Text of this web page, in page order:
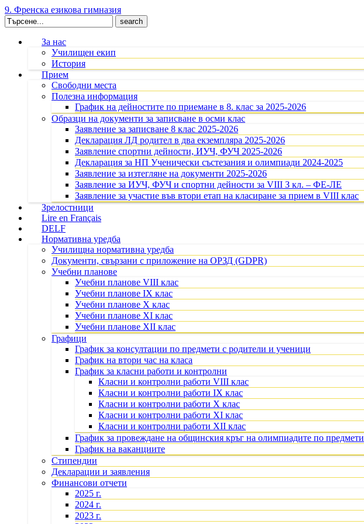
9. Френска езикова гимназия
Search
for:
За нас
Училищен екип
История
Прием
Свободни места
Полезна информация
График на дейностите по приемане в 8. клас за 2025-2026
Образци на документи за записване в осми клас
Заявление за записване 8 клас 2025-2026
Декларация ЛД родител в два екземпляра 2025-2026
Заявление спортни дейности, ИУЧ, ФУЧ 2025-2026
Декларация за НП Ученически състезания и олимпиади 2024-2025
Заявление за изтегляне на документи 2025-2026
Заявление за ИУЧ, ФУЧ и спортни дейности за VIII З кл. – ФЕ-ЛЕ
Заявление за участие във втори етап на класиране за прием в VIII клас
Зрелостници
Lire en Français
DELF
Нормативна уредба
Училищна нормативна уредба
Документи, свързани с приложение на ОРЗД (GDPR)
Учебни планове
Учебни планове VIII клас
Учебни планове IX клас
Учебни планове X клас
Учебни планове XI клас
Учебни планове XII клас
Графици
График за консултации по предмети с родители и ученици
График на втори час на класа
График за класни работи и контролни
Класни и контролни работи VIII клас
Класни и контролни работи IX клас
Класни и контролни работи X клас
Класни и контролни работи XI клас
Класни и контролни работи XII клас
График за провеждане на общинския кръг на олимпиадите по предмети
График на ваканциите
Стипендии
Декларации и заявления
Финансови отчети
2025 г.
2024 г.
2023 г.